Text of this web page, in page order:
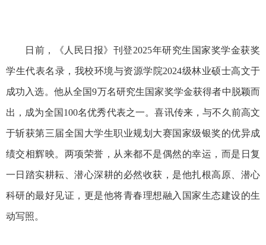
日前，《人民日报》刊登2025年研究生国家奖学金获奖
学生代表名录，我校环境与资源学院2024级林业硕士高文于
成功入选。他从全国9万名研究生国家奖学金获得者中脱颖而
出，成为全国100名优秀代表之一。喜讯传来，与不久前高文
于斩获第三届全国大学生职业规划大赛国家级银奖的优异成
绩交相辉映。两项荣誉，从来都不是偶然的幸运，而是日复
一日踏实耕耘、潜心深耕的必然收获，是他扎根高原、潜心
科研的最好见证，更是他将青春理想融入国家生态建设的生
动写照。